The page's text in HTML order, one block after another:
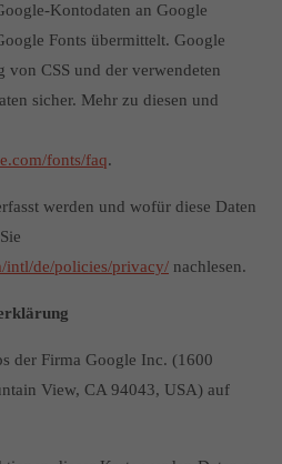
Kontodaten an Google
Fonts übermittelt. Google
CSS und der verwendeten
sicher. Mehr zu diesen und
fonts/faq.
werden und wofür diese Daten
intl/de/policies/privacy/ nachlesen.
der Firma Google Inc. (1600
View, CA 94043, USA) auf